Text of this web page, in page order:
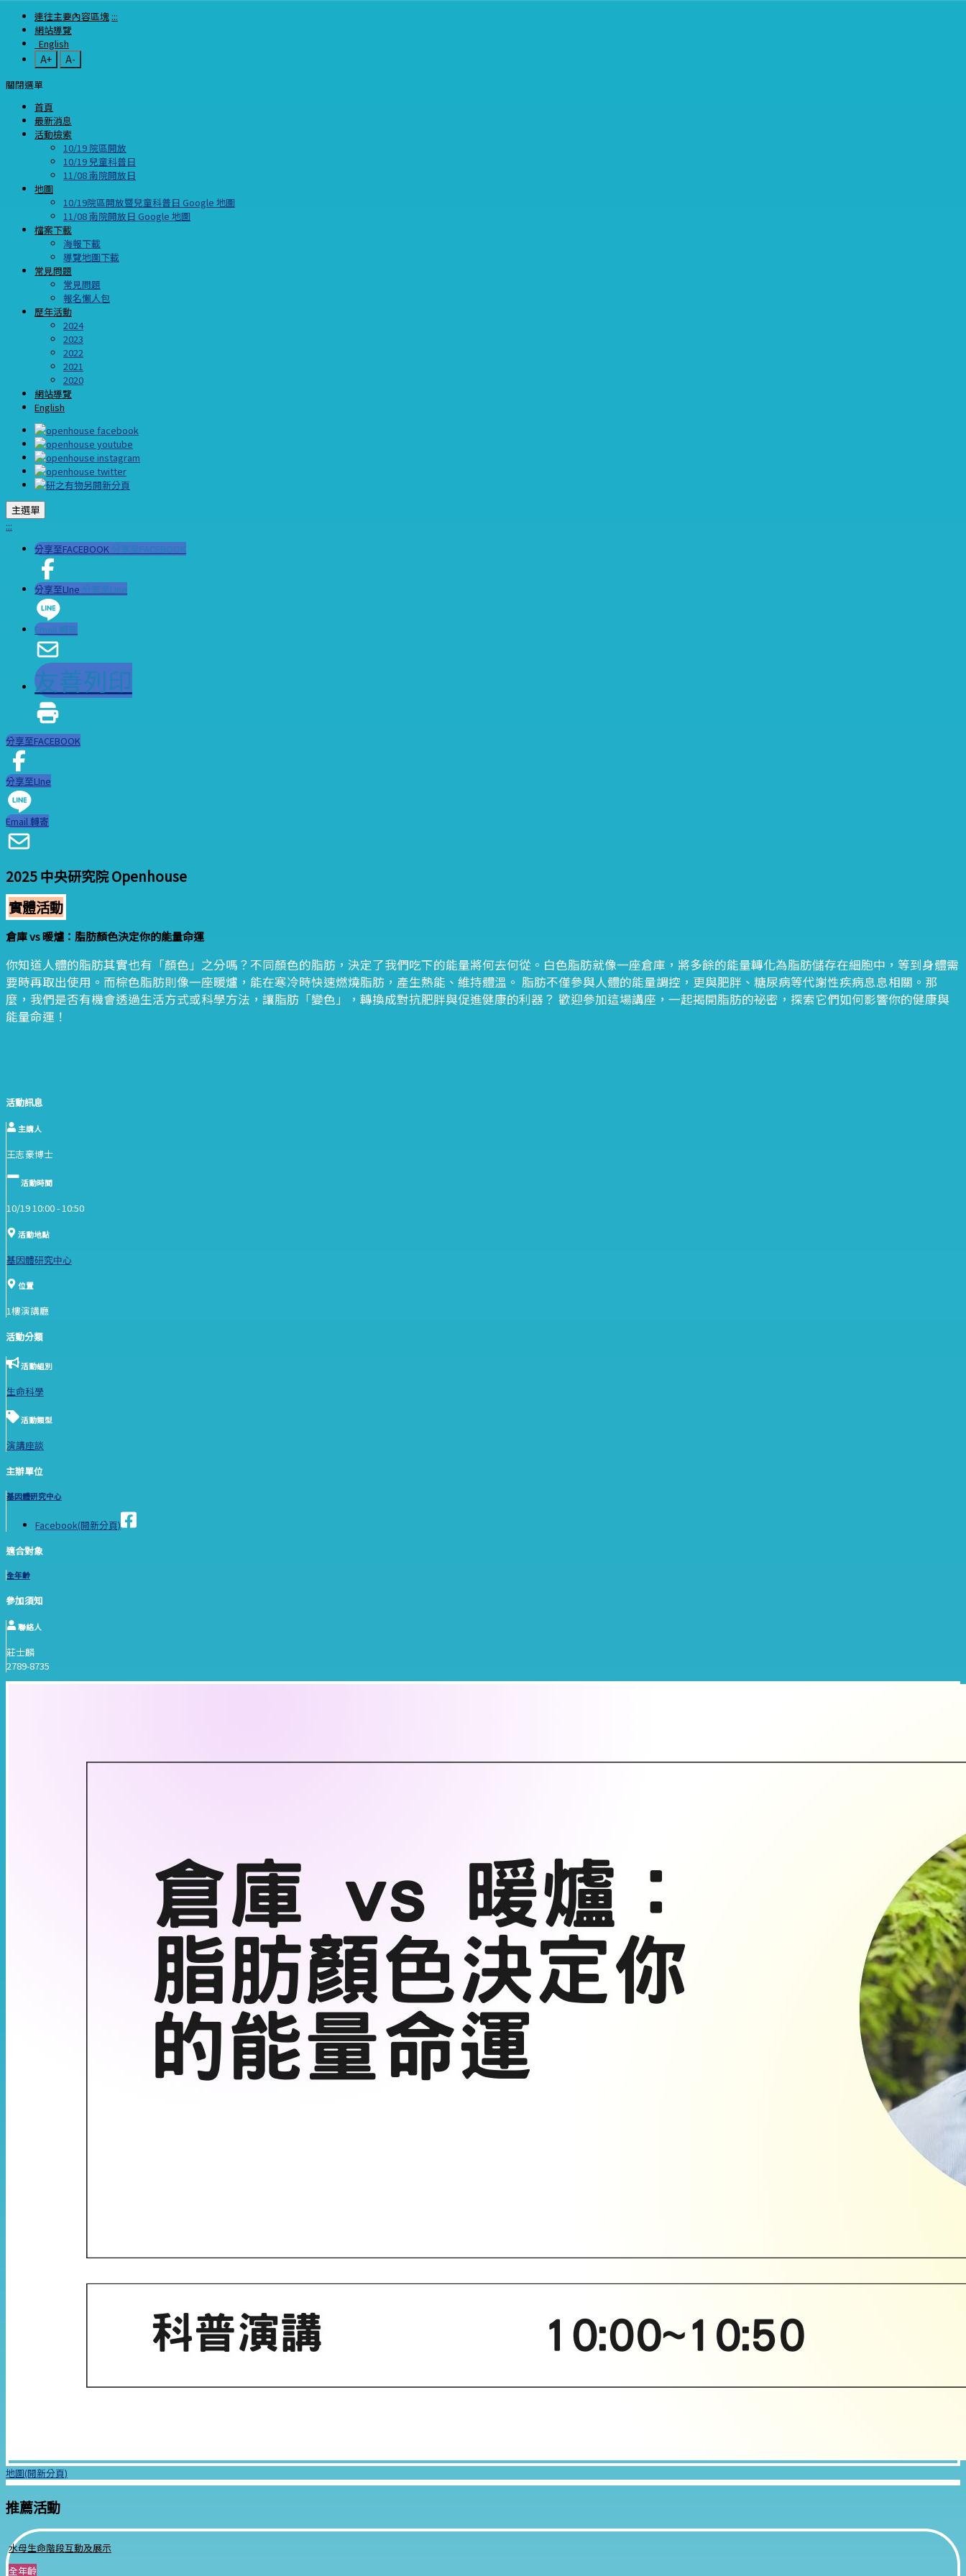
連往主要內容區塊 :::
網站導覽
English
A+
A-
關閉選單
首頁
最新消息
活動檢索
10/19 院區開放
10/19 兒童科普日
11/08 南院開放日
地圖
10/19院區開放暨兒童科普日 Google 地圖
11/08 南院開放日 Google 地圖
檔案下載
海報下載
導覽地圖下載
常見問題
常見問題
報名懶人包
歷年活動
2024
2023
2022
2021
2020
網站導覽
English
主選單
:::
分享至FACEBOOK 分享至FACEBOOK
分享至LIne 分享至LIne
Email 轉寄
友善列印
分享至FACEBOOK
分享至LIne
Email 轉寄
2025 中央研究院 Openhouse
實體活動
倉庫 vs 暖爐：脂肪顏色決定你的能量命運
你知道人體的脂肪其實也有「顏色」之分嗎？不同顏色的脂肪，決定了我們吃下的能量將何去何從。白色脂肪就像一座倉庫，將多餘的能量轉化為脂肪儲存在細胞中，等到身體需
要時再取出使用。而棕色脂肪則像一座暖爐，能在寒冷時快速燃燒脂肪，產生熱能、維持體溫。 脂肪不僅參與人體的能量調控，更與肥胖、糖尿病等代謝性疾病息息相關。那
麼，我們是否有機會透過生活方式或科學方法，讓脂肪「變色」，轉換成對抗肥胖與促進健康的利器？ 歡迎參加這場講座，一起揭開脂肪的祕密，探索它們如何影響你的健康與
能量命運！
活動訊息
主講人
王志豪博士
活動時間
10/19 10:00 -10:50
活動地點
基因體研究中心
位置
1樓演講廳
活動分類
活動組別
生命科學
活動類型
演講座談
主辦單位
基因體研究中心
Facebook(開新分頁)
適合對象
全年齡
參加須知
聯絡人
莊士麟
2789-8735
地圖(開新分頁)
推薦活動
水母生命階段互動及展示
全年齡